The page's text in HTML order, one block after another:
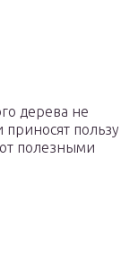
дерева не
пользу
полезными